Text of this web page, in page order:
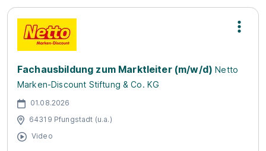
Fachausbildung zum Marktleiter (m/w/d) Netto
Marken-Discount Stiftung & Co. KG
01.08.2026
64319 Pfungstadt (u.a.)
Video